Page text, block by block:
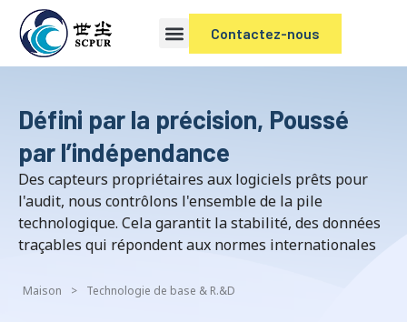
Contactez-nous
Défini par la précision, Poussé
par l’indépendance
Des capteurs propriétaires aux logiciels prêts pour
l'audit, nous contrôlons l'ensemble de la pile
technologique. Cela garantit la stabilité, des données
traçables qui répondent aux normes internationales
Maison > Technologie de base & R.&D